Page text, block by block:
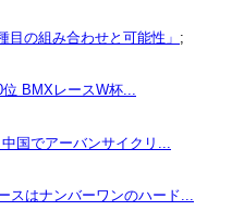
目の組み合わせと可能性」 ;
BMXレースW杯...
国でアーバンサイクリ...
スはナンバーワンのハード...